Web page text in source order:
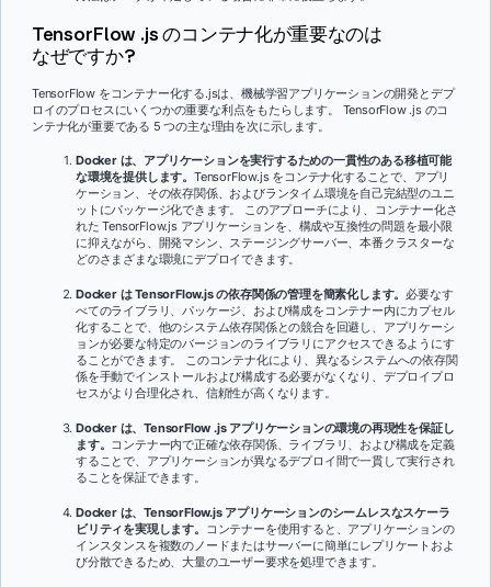
TensorFlow .js のコンテナ化が重要なのは
なぜですか?
TensorFlow をコンテナー化する.jsは、機械学習アプリケーションの開発とデプ
ロイのプロセスにいくつかの重要な利点をもたらします。 TensorFlow .js のコ
ンテナ化が重要である 5 つの主な理由を次に示します。
Docker は、アプリケーションを実行するための一貫性のある移植可能
な環境を提供します。 TensorFlow.js をコンテナ化することで、アプリ
ケーション、その依存関係、およびランタイム環境を自己完結型のユニ
ットにパッケージ化できます。 このアプローチにより、コンテナー化さ
れた TensorFlow.js アプリケーションを、構成や互換性の問題を最小限
に抑えながら、開発マシン、ステージングサーバー、本番クラスターな
どのさまざまな環境にデプロイできます。
Docker は TensorFlow.js の依存関係の管理を簡素化します。 必要なす
べてのライブラリ、パッケージ、および構成をコンテナー内にカプセル
化することで、他のシステム依存関係との競合を回避し、アプリケーシ
ョンが必要な特定のバージョンのライブラリにアクセスできるようにす
ることができます。 このコンテナ化により、異なるシステムへの依存関
係を手動でインストールおよび構成する必要がなくなり、デプロイプロ
セスがより合理化され、信頼性が高くなります。
Docker は、TensorFlow .js アプリケーションの環境の再現性を保証し
ます。 コンテナー内で正確な依存関係、ライブラリ、および構成を定義
することで、アプリケーションが異なるデプロイ間で一貫して実行され
ることを保証できます。
Docker は、TensorFlow.js アプリケーションのシームレスなスケーラ
ビリティを実現します。
コンテナーを使用すると、アプリケーションの
インスタンスを複数のノードまたはサーバーに簡単にレプリケートおよ
び分散できるため、大量のユーザー要求を処理できます。